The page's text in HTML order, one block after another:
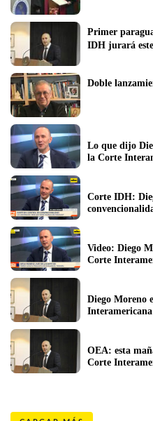
Primer
Doble
Lo que dijo
la Corte
Corte IDH:
Video: Diego
Corte
Diego Moreno
OEA: esta